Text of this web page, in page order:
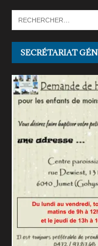
SECRÉTARIAT